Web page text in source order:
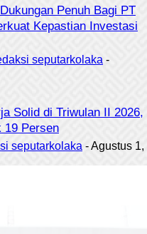
Penuh Bagi PT
Kepastian Investasi
seputarkolaka -
Solid di Triwulan II 2026,
19 Persen
seputarkolaka -Agustus 1,